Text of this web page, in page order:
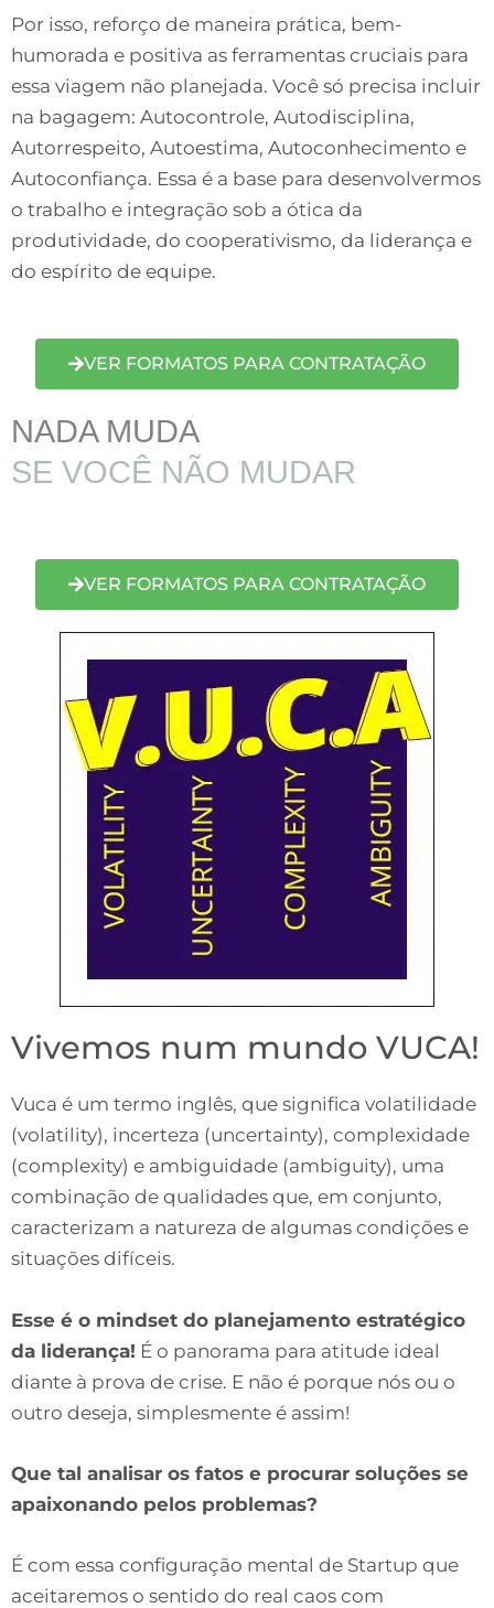
Por isso, reforço de maneira prática, bem-
humorada e positiva as ferramentas cruciais para
essa viagem não planejada. Você só precisa incluir
na bagagem: Autocontrole, Autodisciplina,
Autorrespeito, Autoestima, Autoconhecimento e
Autoconfiança. Essa é a base para desenvolvermos
o trabalho e integração sob a ótica da
produtividade, do cooperativismo, da liderança e
do espírito de equipe.
VER FORMATOS PARA CONTRATAÇÃO
NADA MUDA
SE VOCÊ NÃO MUDAR
VER FORMATOS PARA CONTRATAÇÃO
Vivemos num mundo VUCA!
Vuca é um termo inglês, que significa volatilidade
(volatility), incerteza (uncertainty), complexidade
(complexity) e ambiguidade (ambiguity), uma
combinação de qualidades que, em conjunto,
caracterizam a natureza de algumas condições e
situações difíceis.
Esse é o mindset do planejamento estratégico
da liderança! É o panorama para atitude ideal
diante à prova de crise. E não é porque nós ou o
outro deseja, simplesmente é assim!
Que tal analisar os fatos e procurar soluções se
apaixonando pelos problemas?
É com essa configuração mental de Startup que
aceitaremos o sentido do real caos com